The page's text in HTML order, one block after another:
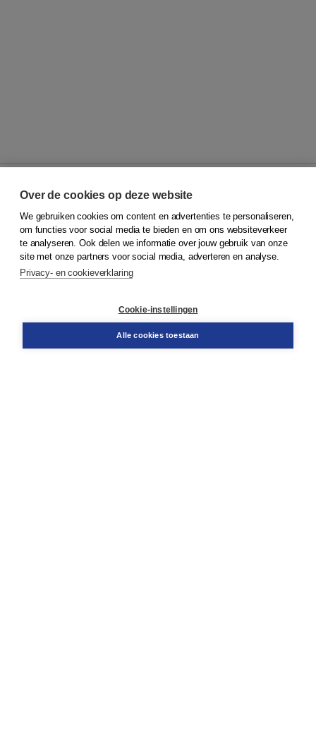
© 2026Koninklijke Boom uitgevers
Klantenservice
Service & informatie
Contact
Over de cookies op deze website
We gebruiken cookies om content en advertenties te personaliseren,
om functies voor social media te bieden en om ons websiteverkeer
te analyseren. Ook delen we informatie over jouw gebruik van onze
site met onze partners voor social media, adverteren en analyse.
Privacy- en cookieverklaring
Cookie-instellingen
Alle cookies toestaan